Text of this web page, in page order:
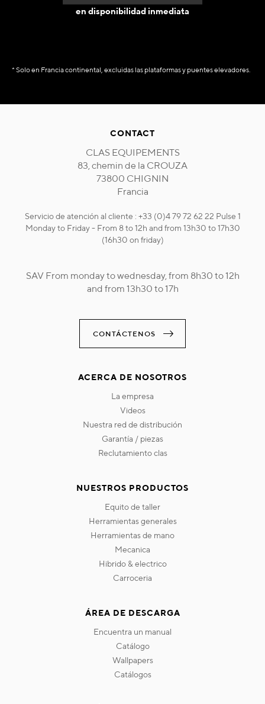
en disponibilidad inmediata
* Solo en Francia continental, excluidas las plataformas y puentes elevadores.
CONTACT
CLAS EQUIPEMENTS
83, chemin de la CROUZA
73800 CHIGNIN
Francia
Servicio de atención al cliente : +33 (0)4 79 72 62 22 Pulse 1
Monday to Friday - From 8 to 12h and from 13h30 to 17h30
(16h30 on friday)
SAV From monday to wednesday, from 8h30 to 12h
and from 13h30 to 17h
CONTÁCTENOS
ACERCA DE NOSOTROS
la empresa
videos
nuestra red de distribución
garantía / piezas
reclutamiento clas
NUESTROS PRODUCTOS
equito de taller
herramientas generales
herramientas de mano
mecanica
hibrido & electrico
carroceria
ÁREA DE DESCARGA
encuentra un manual
catálogo
wallpapers
catálogos